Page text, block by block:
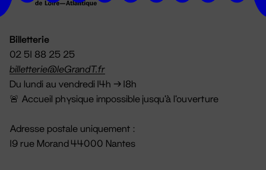
Billetterie
02 51 88 25 25
billetterie@leGrandT.fr
Du lundi au vendredi 14h → 18h
🚨 Accueil physique impossible jusqu'à l'ouverture
Adresse postale uniquement :
19 rue Morand 44000 Nantes